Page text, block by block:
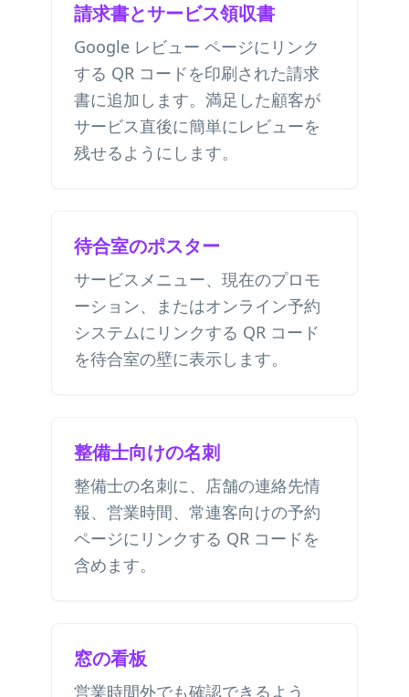
請求書とサービス領収書
Google レビュー ページにリンク
する QR コードを印刷された請求
書に追加します。満足した顧客が
サービス直後に簡単にレビューを
残せるようにします。
待合室のポスター
サービスメニュー、現在のプロモ
ーション、またはオンライン予約
システムにリンクする QR コード
を待合室の壁に表示します。
整備士向けの名刺
整備士の名刺に、店舗の連絡先情
報、営業時間、常連客向けの予約
ページにリンクする QR コードを
含めます。
窓の看板
営業時間外でも確認できるよう